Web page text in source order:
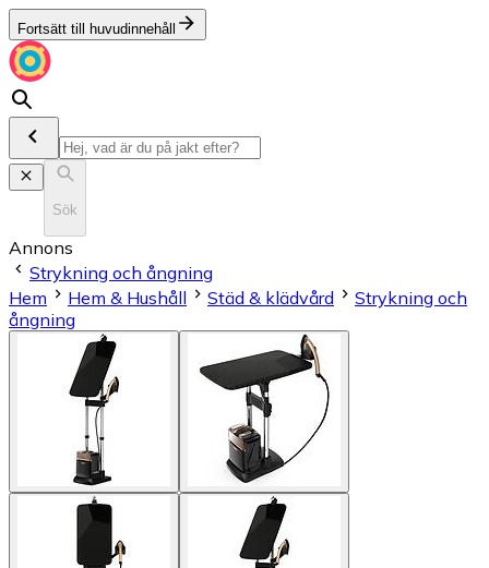
Fortsätt till huvudinnehåll
Sök
Annons
Strykning och ångning
Hem
Hem & Hushåll Städ & klädvård
Strykning och
ångning